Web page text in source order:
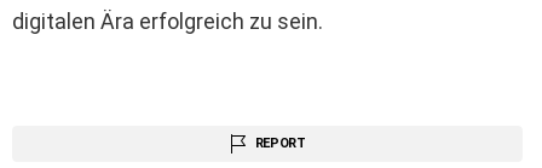
digitalen Ära erfolgreich zu sein.
REPORT